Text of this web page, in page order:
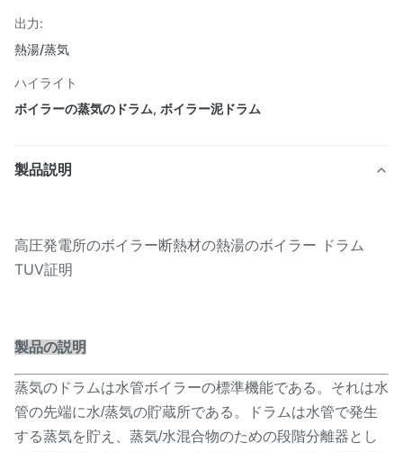
出力:
熱湯/蒸気
ハイライト
ボイラーの蒸気のドラム, ボイラー泥ドラム
製品説明
高圧発電所のボイラー断熱材の熱湯のボイラー ドラム
TUV証明
製品の説明
蒸気のドラムは水管ボイラーの標準機能である。それは水
管の先端に水/蒸気の貯蔵所である。ドラムは水管で発生
する蒸気を貯え、蒸気/水混合物のための段階分離器とし